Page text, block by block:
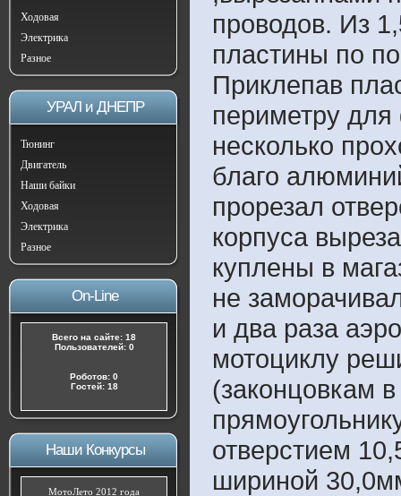
Ходовая
Электрика
Разное
УРАЛ и ДНЕПР
Тюнинг
Двигатель
Наши байки
Ходовая
Электрика
Разное
On-Line
Всего на сайте: 18
Пользователей: 0
Роботов: 0
Гостей: 18
Наши Конкурсы
МотоЛето 2012 года
проводов. Из
пластины по
Приклепав
периметру
несколько
благо
прорезал
корпуса
куплены в
не
и два раза
мотоциклу
(законцовкам
отверстием
шириной